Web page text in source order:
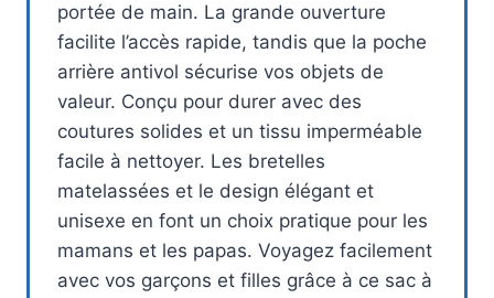
portée de main. La grande ouverture
facilite l’accès rapide, tandis que la poche
arrière antivol sécurise vos objets de
valeur. Conçu pour durer avec des
coutures solides et un tissu imperméable
facile à nettoyer. Les bretelles
matelassées et le design élégant et
unisexe en font un choix pratique pour les
mamans et les papas. Voyagez facilement
avec vos garçons et filles grâce à ce sac à